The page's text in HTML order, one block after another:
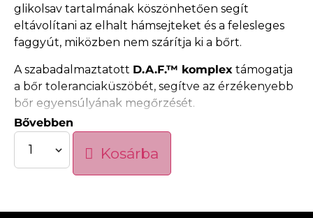
glikolsav tartalmának köszönhetően segít
eltávolítani az elhalt hámsejteket és a felesleges
faggyút, miközben nem szárítja ki a bőrt.
A szabadalmaztatott D.A.F.™ komplex támogatja
a bőr toleranciaküszöbét, segítve az érzékenyebb
bőr egyensúlyának megőrzését.
Mélytisztító és hámlasztó hatás
Szalicilsavval és glikolsavval
Nem mitesszerképző
Bővebben
Kosárba